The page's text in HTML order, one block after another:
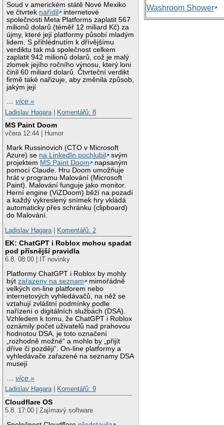
Soud v americkém státě Nové Mexiko
ve čtvrtek nařídil
internetové
společnosti Meta Platforms zaplatit 567
milionů dolarů (téměř 12 miliard Kč) za
újmy, které její platformy působí mladým
lidem. S přihlédnutím k dřívějšímu
verdiktu tak má společnost celkem
zaplatit 942 milionů dolarů, což je malý
zlomek jejího ročního výnosu, který loni
činil 60 miliard dolarů. Čtvrteční verdikt
firmě také nařizuje, aby změnila způsob,
jakým její
…více »
Ladislav Hagara
Komentářů: 8
MS Paint Doom
včera 12:44 | Humor
Mark Russinovich (CTO v Microsoft
Azure) se na LinkedIn pochlubil
svým
projektem MS Paint Doom
napsaným
pomocí Claude. Hru Doom umožňuje
hrát v programu Malování (Microsoft
Paint). Malování funguje jako monitor.
Herní engine (ViZDoom) běží na pozadí
a každý vykreslený snímek hry vkládá
automaticky přes schránku (clipboard)
do Malování.
Ladislav Hagara
Komentářů: 2
EK: ChatGPT i Roblox mohou spadat
pod přísnější pravidla
6.8. 08:00 | IT novinky
Platformy ChatGPT i Roblox by mohly
býtzařazeny na seznam
mimořádně
velkých on-line platforem nebo
internetových vyhledávačů, na něž se
vztahují zvláštní podmínky podle
nařízení o digitálních službách (DSA).
Vzhledem k tomu, že ChatGPT i Roblox
oznámily počet uživatelů nad prahovou
hodnotou DSA, je toto označení
„rozhodně možné“ a mohlo by „přijít
dříve či později“. On-line platformy a
vyhledávače zařazené na seznamy DSA
musejí
…více »
Ladislav Hagara| Komentářů: 9
Cloudflare OS
5.8. 17:00 | Zajímavý software
Washroom Shower